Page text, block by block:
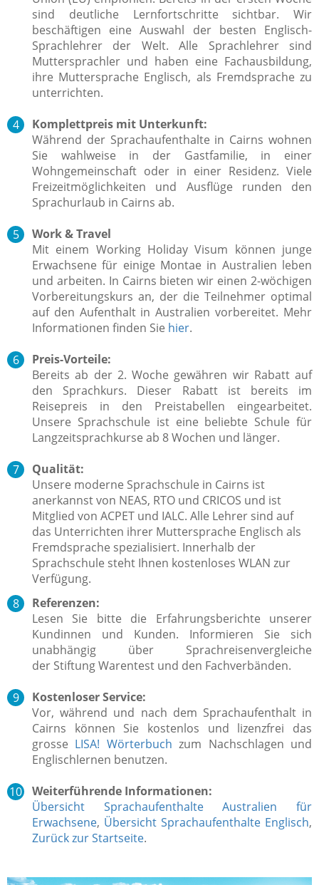
sind deutliche Lernfortschritte sichtbar. Wir
beschäftigen eine Auswahl der besten Englisch-
Sprachlehrer der Welt. Alle Sprachlehrer sind
Muttersprachler und haben eine Fachausbildung,
ihre Muttersprache Englisch, als Fremdsprache zu
unterrichten.
Komplettpreis mit Unterkunft:
Während der Sprachaufenthalte in Cairns wohnen
Sie wahlweise in der Gastfamilie, in einer
Wohngemeinschaft oder in einer Residenz. Viele
Freizeitmöglichkeiten und Ausflüge runden den
Sprachurlaub in Cairns ab.
Work & Travel
Mit einem Working Holiday Visum können junge
Erwachsene für einige Montae in Australien leben
und arbeiten. In Cairns bieten wir einen 2-wöchigen
Vorbereitungskurs an, der die Teilnehmer optimal
auf den Aufenthalt in Australien vorbereitet. Mehr
Informationen finden Sie hier.
Preis-Vorteile:
Bereits ab der 2. Woche gewähren wir Rabatt auf
den Sprachkurs. Dieser Rabatt ist bereits im
Reisepreis in den Preistabellen eingearbeitet.
Unsere Sprachschule ist eine beliebte Schule für
Langzeitsprachkurse ab 8 Wochen und länger.
Qualität:
Unsere moderne Sprachschule in Cairns ist
anerkannst von NEAS, RTO und CRICOS und ist
Mitglied von ACPET und IALC. Alle Lehrer sind auf
das Unterrichten ihrer Muttersprache Englisch als
Fremdsprache spezialisiert. Innerhalb der
Sprachschule steht Ihnen kostenloses WLAN zur
Verfügung.
Referenzen:
Lesen Sie bitte die Erfahrungsberichte unserer
Kundinnen und Kunden. Informieren Sie sich
unabhängig über Sprachreisenvergleiche
der Stiftung Warentest und den Fachverbänden.
Kostenloser Service:
Vor, während und nach dem Sprachaufenthalt in
Cairns können Sie kostenlos und lizenzfrei das
grosse LISA! Wörterbuch zum Nachschlagen und
Englischlernen benutzen.
Weiterführende Informationen:
Übersicht Sprachaufenthalte Australien für
Erwachsene, Übersicht Sprachaufenthalte Englisch,
Zurück zur Startseite.